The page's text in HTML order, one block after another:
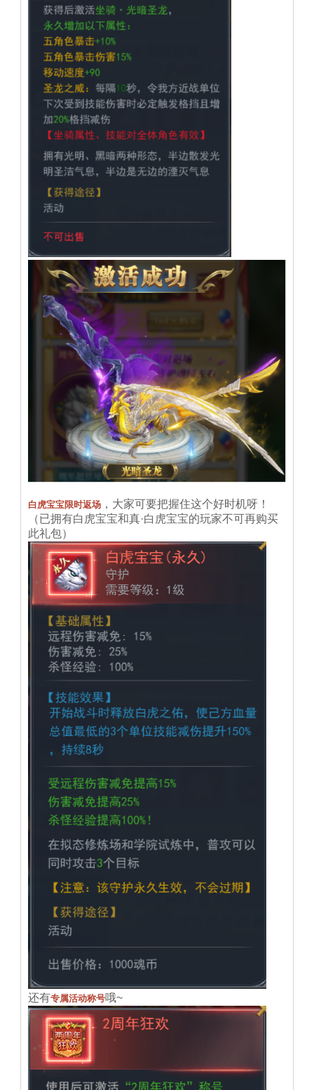
白虎宝宝限时返场 ，大家可要把握住这个好时机呀！
（已拥有白虎宝宝和真·白虎宝宝的玩家不可再购买
此礼包）
还有专属活动称号哦~